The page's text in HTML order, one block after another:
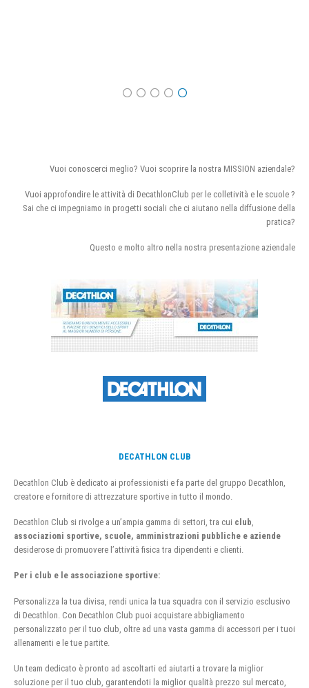
Vuoi conoscerci meglio? Vuoi scoprire la nostra MISSION aziendale?
Vuoi approfondire le attività di DecathlonClub per le colletività e le scuole ?
Sai che ci impegniamo in progetti sociali che ci aiutano nella diffusione della
pratica?
Questo e molto altro nella nostra presentazione aziendale
DECATHLON CLUB
Decathlon Club è dedicato ai professionisti e fa parte del gruppo Decathlon,
creatore e fornitore di attrezzature sportive in tutto il mondo.
Decathlon Club si rivolge a un’ampia gamma di settori, tra cui club
associazioni sportive, scuole, amministrazioni pubbliche e aziende
desiderose di promuovere l’attività fisica tra dipendenti e clienti.
Per i club e le associazione sportive:
Personalizza la tua divisa, rendi unica la tua squadra con il servizio esclusivo
di Decathlon. Con Decathlon Club puoi acquistare abbigliamento
personalizzato per il tuo club, oltre ad una vasta gamma di accessori per i tuoi
allenamenti e le tue partite.
Un team dedicato è pronto ad ascoltarti ed aiutarti a trovare la miglior
soluzione per il tuo club, garantendoti la miglior qualità prezzo sul mercato,